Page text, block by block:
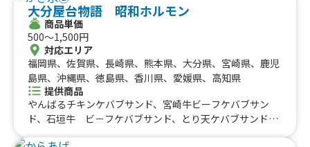
大分屋台物語 昭和ホルモン
商品単価
500〜1,500円
対応エリア
福岡県、佐賀県、長崎県、熊本県、大分県、宮崎県、鹿児
島県、沖縄県、徳島県、香川県、愛媛県、高知県
提供商品
やんばるチキンケバブサンド、宮崎牛ビーフケバブサン
ド、石垣牛 ビ－フケバブサンド、とり天ケバブサンド、